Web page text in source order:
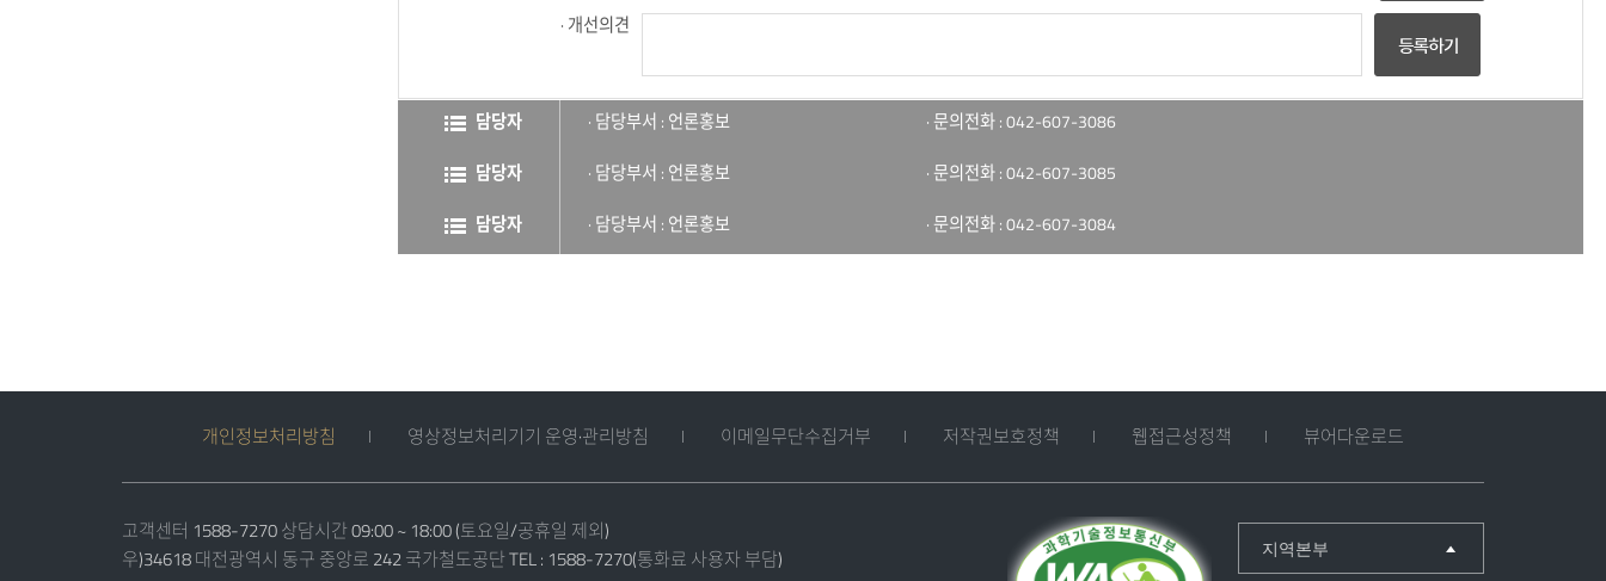
· 개선의견
담당자 · 담당부서 : 언론홍보
· 문의전화 : 042-607-3086
담당자
· 담당부서 : 언론홍보
· 문의전화 : 042-607-3085
담당자
· 담당부서 : 언론홍보 · 문의전화 : 042-607-3084
개인정보처리방침 영상정보처리기기 운영·관리방침 이메일무단수집거부 저작권보호정책 웹접근성정책 뷰어다운로드
지역본부
고객센터 1588-7270 상담시간 09:00 ~ 18:00 (토요일/공휴일 제외)
우)34618 대전광역시 동구 중앙로 242 국가철도공단 TEL : 1588-7270(통화료 사용자 부담)